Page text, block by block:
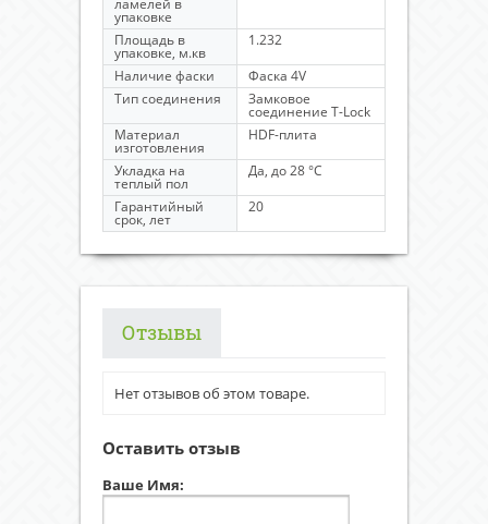
ламелей в
упаковке
Площадь в
упаковке, м.кв
1.232
Наличие фаски
Фаска 4V
Тип соединения
Замковое
соединение T-Lock
Материал
изготовления
HDF-плита
Укладка на
теплый пол
Да, до 28 °C
Гарантийный
срок, лет
20
Отзывы
Нет отзывов об этом товаре.
Оставить отзыв
Ваше Имя: